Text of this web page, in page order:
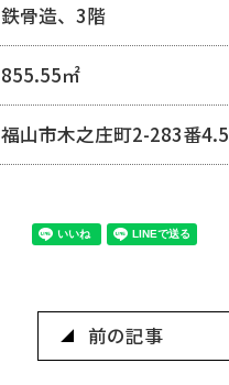
鉄骨造、3階
855.55㎡
福山市木之庄町2-283番4.5
前の記事